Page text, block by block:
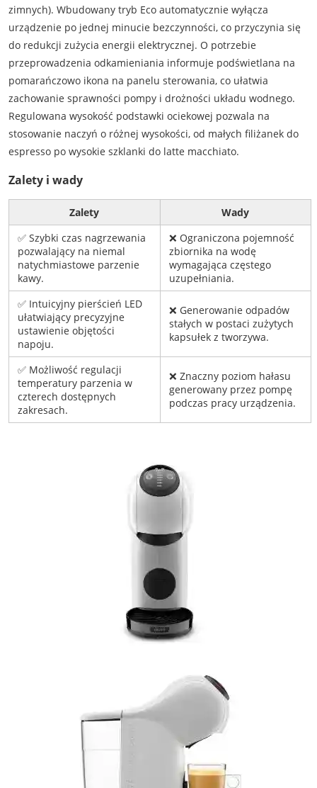
zimnych). Wbudowany tryb Eco automatycznie wyłącza
urządzenie po jednej minucie bezczynności, co przyczynia się
do redukcji zużycia energii elektrycznej. O potrzebie
przeprowadzenia odkamieniania informuje podświetlana na
pomarańczowo ikona na panelu sterowania, co ułatwia
zachowanie sprawności pompy i drożności układu wodnego.
Regulowana wysokość podstawki ociekowej pozwala na
stosowanie naczyń o różnej wysokości, od małych filiżanek do
espresso po wysokie szklanki do latte macchiato.
Zalety i wady
Zalety
Wady
✅ Szybki czas nagrzewania
pozwalający na niemal
natychmiastowe parzenie
kawy.
❌ Ograniczona pojemność
zbiornika na wodę
wymagająca częstego
uzupełniania.
✅ Intuicyjny pierścień LED
ułatwiający precyzyjne
ustawienie objętości
napoju.
❌ Generowanie odpadów
stałych w postaci zużytych
kapsułek z tworzywa.
✅ Możliwość regulacji
temperatury parzenia w
czterech dostępnych
zakresach.
❌ Znaczny poziom hałasu
generowany przez pompę
podczas pracy urządzenia.